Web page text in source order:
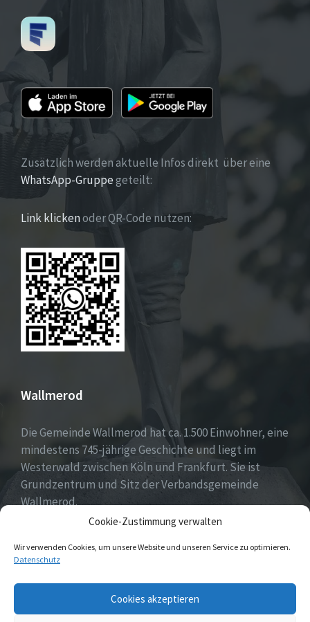
Cookie-Zustimmung verwalten
Wir verwenden Cookies, um unsere Website und unseren Service zu optimieren.
Datenschutz
Cookies akzeptieren
Zusätzlich werden aktuelle Infos direkt über eine
WhatsApp-Gruppegeteilt:
Link klickenoder QR-Code nutzen:
Wallmerod
Die Gemeinde Wallmerod hat ca. 1.500 Einwohner, eine
mindestens 745-jährige Geschichte und liegt im
Westerwald zwischen Köln und Frankfurt. Sie ist
Grundzentrum und Sitz der Verbandsgemeinde
Wallmerod.